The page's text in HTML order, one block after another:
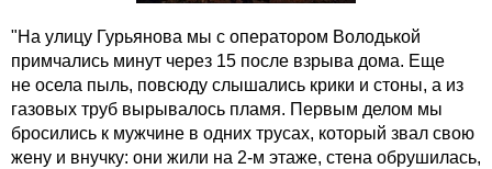
"На улицу Гурьянова мы с оператором Володькой
примчались минут через 15 после взрыва дома. Еще
не осела пыль, повсюду слышались крики и стоны, а из
газовых труб вырывалось пламя. Первым делом мы
бросились к мужчине в одних трусах, который звал свою
жену и внучку: они жили на 2-м этаже, стена обрушилась,